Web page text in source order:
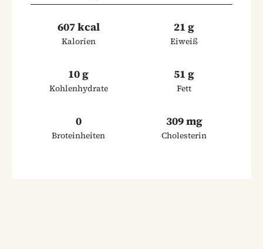
607 kcal
Kalorien
21 g
Eiweiß
10 g
Kohlenhydrate
51 g
Fett
0
Broteinheiten
309 mg
Cholesterin